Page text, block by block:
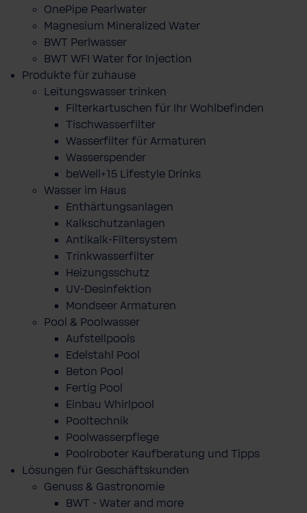
OnePipe Pearlwater
Magnesium Mineralized Water
BWT Perlwasser
BWT WFI Water for Injection
Produkte für zuhause
Leitungswasser trinken
Filterkartuschen für Ihr Wohlbefinden
Tischwasserfilter
Wasserfilter für Armaturen
Wasserspender
beWell+15 Lifestyle Drinks
Wasser im Haus
Enthärtungsanlagen
Kalkschutzanlagen
Antikalk-Filtersystem
Trinkwasserfilter
Heizungsschutz
UV-Desinfektion
Mondseer Armaturen
Pool & Poolwasser
Aufstellpools
Edelstahl Pool
Beton Pool
Fertig Pool
Einbau Whirlpool
Pooltechnik
Poolwasserpflege
Poolroboter Kaufberatung und Tipps
Lösungen für Geschäftskunden
Genuss & Gastronomie
BWT - Water and more